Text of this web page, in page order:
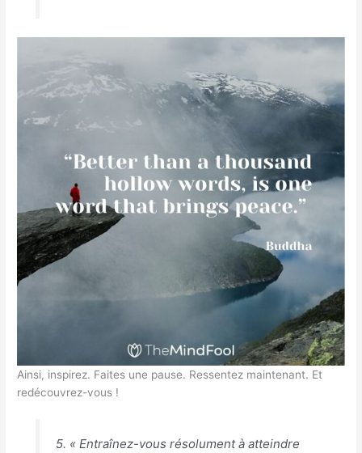
Ainsi, inspirez. Faites une pause. Ressentez maintenant. Et
redécouvrez-vous !
5. « Entraînez-vous résolument à atteindre